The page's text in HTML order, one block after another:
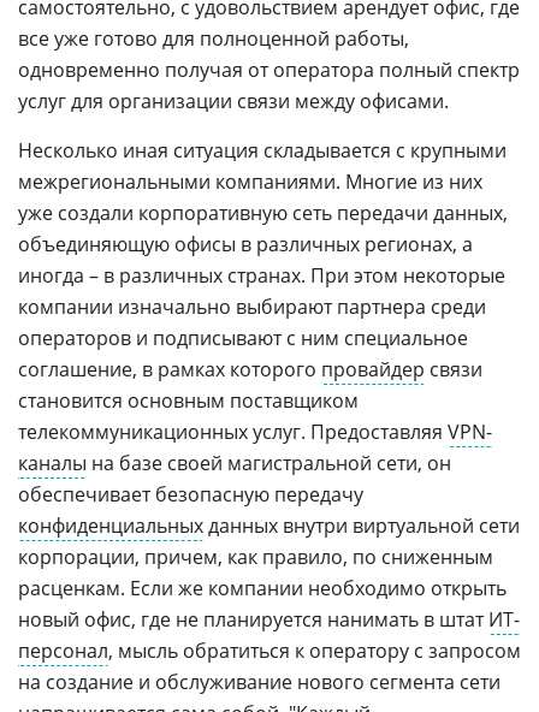
самостоятельно, с удовольствием арендует офис, где
все уже готово для полноценной работы,
одновременно получая от оператора полный спектр
услуг для организации связи между офисами.
Несколько иная ситуация складывается с крупными
межрегиональными компаниями. Многие из них
уже создали корпоративную сеть передачи данных,
объединяющую офисы в различных регионах, а
иногда – в различных странах. При этом некоторые
компании изначально выбирают партнера среди
операторов и подписывают с ним специальное
соглашение, в рамках которого провайдер связи
становится основным поставщиком
телекоммуникационных услуг. Предоставляя VPN-
каналы на базе своей магистральной сети, он
обеспечивает безопасную передачу
конфиденциальныхданных внутри виртуальной сети
корпорации, причем, как правило, по сниженным
расценкам. Если же компании необходимо открыть
новый офис, где не планируется нанимать в штатИТ-
персонал, мысль обратиться к оператору с запросом
на создание и обслуживание нового сегмента сети